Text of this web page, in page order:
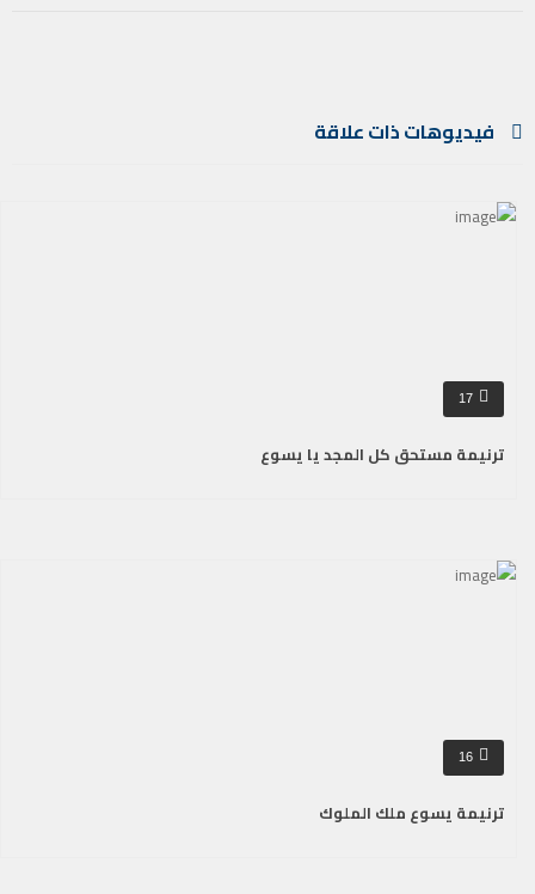
فيديوهات ذات علاقة
17
ترنيمة مستحق كل المجد يا يسوع
16
ترنيمة يسوع ملك الملوك